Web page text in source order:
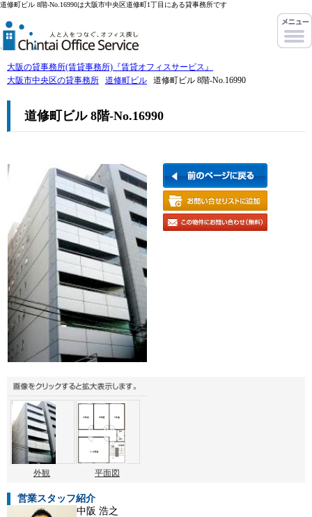
道修町ビル 8階-No.16990は大阪市中央区道修町1丁目にある貸事務所です
大阪の貸事務所(賃貸事務所)『賃貸オフィスサービス』
大阪市中央区の貸事務所
道修町ビル 道修町ビル 8階-No.16990
道修町ビル 8階-No.16990
外観 平面図
営業スタッフ紹介
中阪 浩之